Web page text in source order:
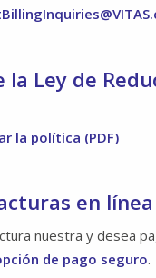
la Ley de
la política (PDF)
en línea
nuestra y desea
de pago seguro.